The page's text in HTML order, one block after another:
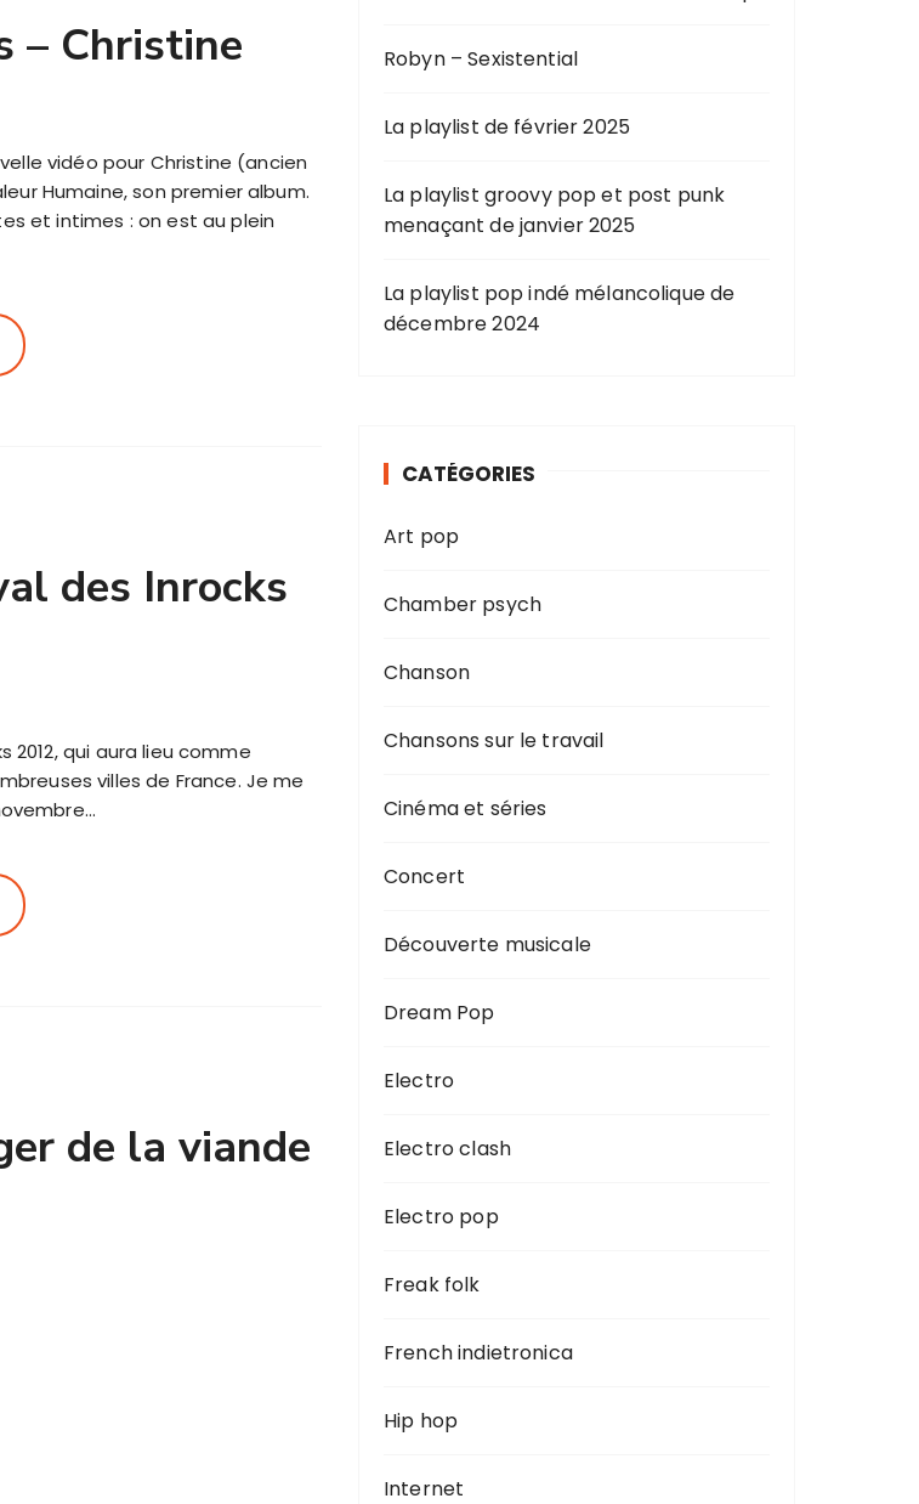
– Christine
vidéo pour Christine (ancien
Humaine, son premier album.
et intimes : on est au plein
des Inrocks
qui aura lieu comme
villes de France. Je me
de la viande
Robyn – Sexistential
La playlist de février 2025
La playlist groovy pop et post punk
menaçant de janvier 2025
La playlist pop indé mélancolique de
décembre 2024
CATÉGORIES
Art pop
Chamber psych
Chanson
Chansons sur le travail
Cinéma et séries
Concert
Découverte musicale
Dream Pop
Electro
Electro clash
Electro pop
Freak folk
French indietronica
Hip hop
Internet